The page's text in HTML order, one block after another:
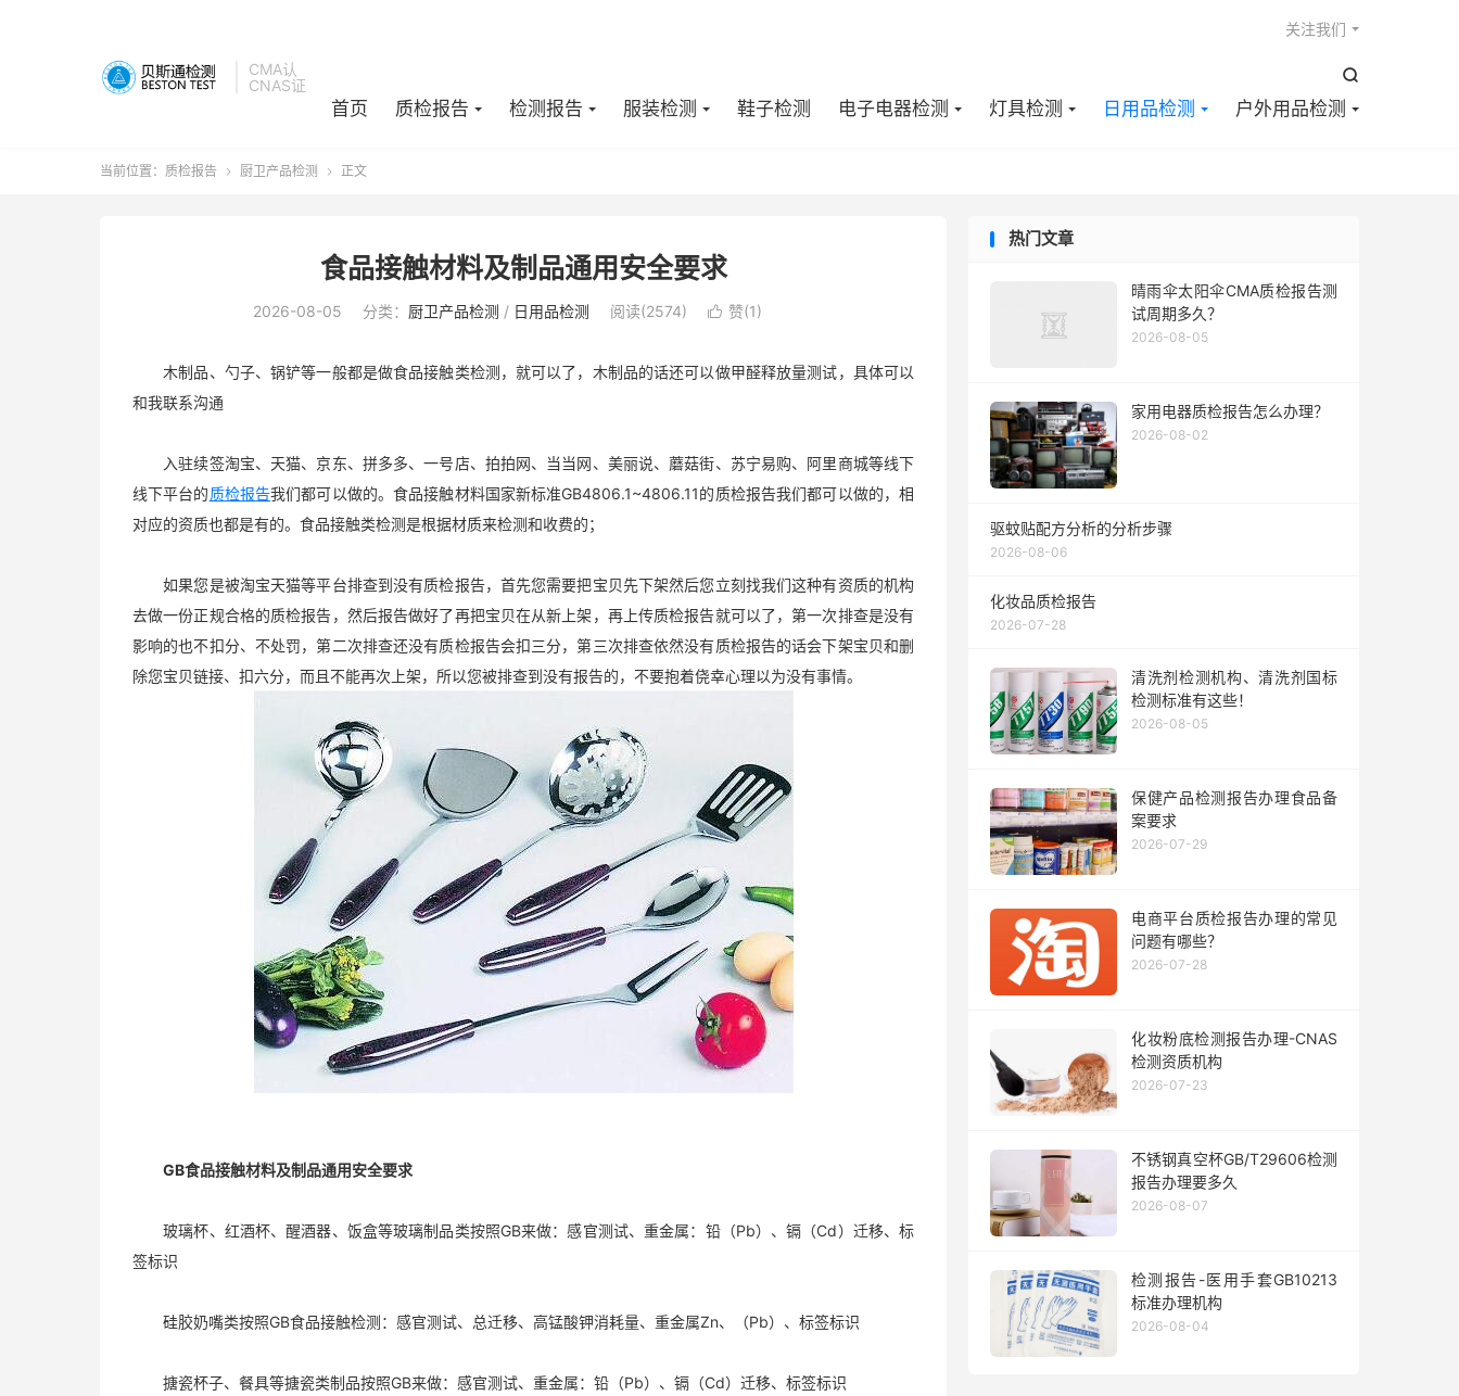
CMA认
CNAS证

首页 质检报告 检测报告 服装检测 鞋子检测 电子电器检测 灯具检测 日用品检测 户外用品检测
关注我们
当前位置： 质检报告  厨卫产品检测  正文
食品接触材料及制品通用安全要求
2026-08-05 分类： 厨卫产品检测 / 日用品检测 阅读(2574)  赞(1)
木制品、勺子、锅铲等一般都是做食品接触类检测，就可以了，木制品的话还可以做甲醛释放量测试，具体可以
和我联系沟通
入驻续签淘宝、天猫、京东、拼多多、一号店、拍拍网、当当网、美丽说、蘑菇街、苏宁易购、阿里商城等线下
线下平台的质检报告我们都可以做的。食品接触材料国家新标准GB4806.1~4806.11的质检报告我们都可以做的，相
对应的资质也都是有的。食品接触类检测是根据材质来检测和收费的；
如果您是被淘宝天猫等平台排查到没有质检报告，首先您需要把宝贝先下架然后您立刻找我们这种有资质的机构
去做一份正规合格的质检报告，然后报告做好了再把宝贝在从新上架，再上传质检报告就可以了，第一次排查是没有
影响的也不扣分、不处罚，第二次排查还没有质检报告会扣三分，第三次排查依然没有质检报告的话会下架宝贝和删
除您宝贝链接、扣六分，而且不能再次上架，所以您被排查到没有报告的，不要抱着侥幸心理以为没有事情。
GB食品接触材料及制品通用安全要求
玻璃杯、红酒杯、醒酒器、饭盒等玻璃制品类按照GB来做：感官测试、重金属：铅（Pb）、镉（Cd）迁移、标
签标识
硅胶奶嘴类按照GB食品接触检测：感官测试、总迁移、高锰酸钾消耗量、重金属Zn、（Pb）、标签标识
搪瓷杯子、餐具等搪瓷类制品按照GB来做：感官测试、重金属：铅（Pb）、镉（Cd）迁移、标签标识
热门文章
晴雨伞太阳伞CMA质检报告测
试周期多久？
2026-08-05
家用电器质检报告怎么办理？
2026-08-02
驱蚊贴配方分析的分析步骤
2026-08-06
化妆品质检报告
2026-07-28
清洗剂检测机构、清洗剂国标
检测标准有这些！
2026-08-05
保健产品检测报告办理食品备
案要求
2026-07-29
电商平台质检报告办理的常见
问题有哪些？
2026-07-28
化妆粉底检测报告办理-CNAS
检测资质机构
2026-07-23
不锈钢真空杯GB/T29606检测
报告办理要多久
2026-08-07
检测报告-医用手套GB10213
标准办理机构
2026-08-04